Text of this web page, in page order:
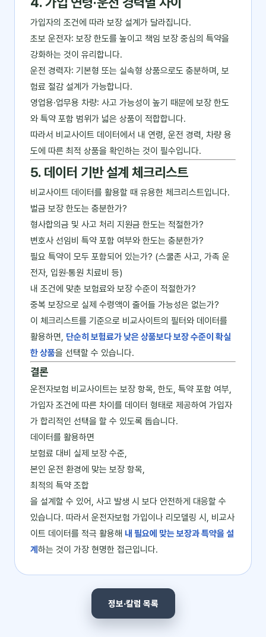
가입자의 조건에 따라 보장 설계가 달라집니다.
초보 운전자: 보장 한도를 높이고 책임 보장 중심의 특약을
강화하는 것이 유리합니다.
운전 경력자: 기본형 또는 실속형 상품으로도 충분하며, 보
험료 절감 설계가 가능합니다.
영업용·업무용 차량: 사고 가능성이 높기 때문에 보장 한도
와 특약 포함 범위가 넓은 상품이 적합합니다.
따라서 비교사이트 데이터에서 내 연령, 운전 경력, 차량 용
도에 따른 최적 상품을 확인하는 것이 필수입니다.
5. 데이터 기반 설계 체크리스트
비교사이트 데이터를 활용할 때 유용한 체크리스트입니다.
벌금 보장 한도는 충분한가?
형사합의금 및 사고 처리 지원금 한도는 적절한가?
변호사 선임비 특약 포함 여부와 한도는 충분한가?
필요 특약이 모두 포함되어 있는가? (스쿨존 사고, 가족 운
전자, 입원·통원 치료비 등)
내 조건에 맞춘 보험료와 보장 수준이 적절한가?
중복 보장으로 실제 수령액이 줄어들 가능성은 없는가?
이 체크리스트를 기준으로 비교사이트의 필터와 데이터를
활용하면, 단순히 보험료가 낮은 상품보다 보장 수준이 확실
한 상품을 선택할 수 있습니다.
결론
운전자보험 비교사이트는 보장 항목, 한도, 특약 포함 여부,
가입자 조건에 따른 차이를 데이터 형태로 제공하여 가입자
가 합리적인 선택을 할 수 있도록 돕습니다.
데이터를 활용하면
보험료 대비 실제 보장 수준,
본인 운전 환경에 맞는 보장 항목,
최적의 특약 조합
을 설계할 수 있어, 사고 발생 시 보다 안전하게 대응할 수
있습니다. 따라서 운전자보험 가입이나 리모델링 시, 비교사
이트 데이터를 적극 활용해 내 필요에 맞는 보장과 특약을 설
계 하는 것이 가장 현명한 접근입니다.
정보·칼럼 목록